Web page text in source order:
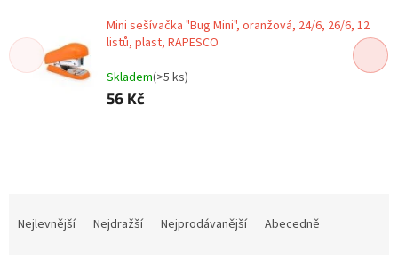
Mini sešívačka "Bug Mini", oranžová, 24/6, 26/6, 12
listů, plast, RAPESCO
Skladem(>5 ks)
56 Kč
Nejlevnější Nejdražší Nejprodávanější Abecedně